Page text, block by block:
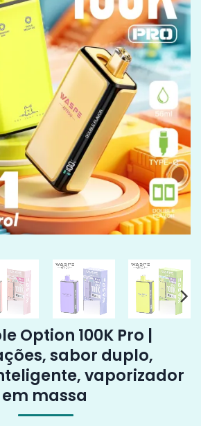
Option 100K Pro |
sabor duplo,
vaporizador
massa